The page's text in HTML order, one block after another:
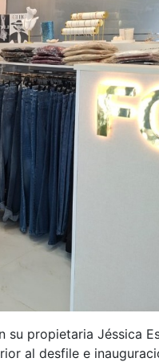
su propietaria Jéssica
al desfile e